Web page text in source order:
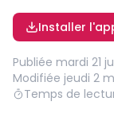
Installer
Publiée mardi 21
Modifiée jeudi 2
Temps de